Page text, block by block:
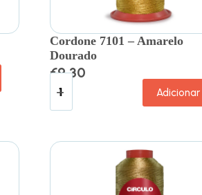
Cordone 7101 – Amarelo
Dourado
€9.30
Adicionar